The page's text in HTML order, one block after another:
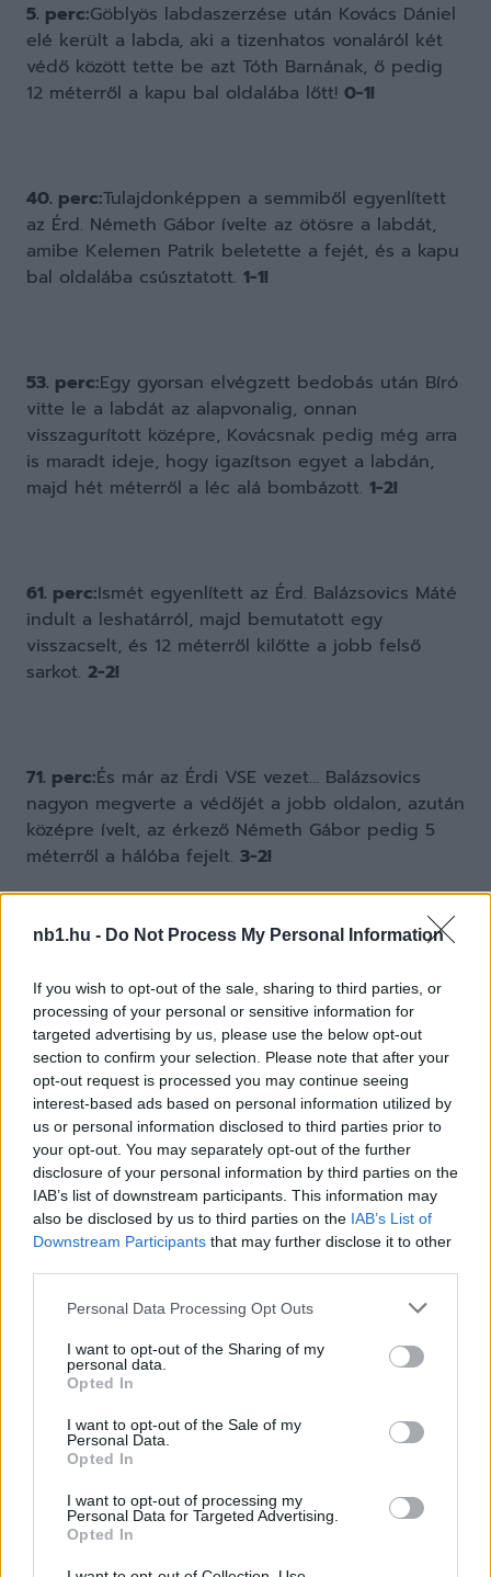
nb1.hu - Do Not Process My Personal Information
If you wish to opt-out of the sale, sharing to third parties, or
processing of your personal or sensitive information for
targeted advertising by us, please use the below opt-out
section to confirm your selection. Please note that after your
opt-out request is processed you may continue seeing
interest-based ads based on personal information utilized by
us or personal information disclosed to third parties prior to
your opt-out. You may separately opt-out of the further
disclosure of your personal information by third parties on the
IAB’s list of downstream participants. This information may
also be disclosed by us to third parties on the IAB’s List of
Downstream Participants that may further disclose it to other
Please note that this website/app uses one or more Google
not limited to your visit or usage behaviour. You may click to
grant or deny consent to Google and its third-party tags to
use your data for below specified purposes in below Google
consent section.
Personal Data Processing Opt Outs
I want to opt-out of the Sharing of my
personal data.
Opted In
I want to opt-out of the Sale of my
Personal Data.
Opted In
I want to opt-out of processing my
Personal Data for Targeted Advertising.
Opted In
5. perc:Göblyös labdaszerzése után Kovács Dániel
elé került a labda, aki a tizenhatos vonaláról két
védő között tette be azt Tóth Barnának, ő pedig
12 méterről a kapu bal oldalába lőtt! 0-1!
40. perc:Tulajdonképpen a semmiből egyenlített
az Érd. Németh Gábor ívelte az ötösre a labdát,
amibe Kelemen Patrik beletette a fejét, és a kapu
bal oldalába csúsztatott. 1-1!
53. perc:Egy gyorsan elvégzett bedobás után Bíró
vitte le a labdát az alapvonalig, onnan
visszagurított középre, Kovácsnak pedig még arra
is maradt ideje, hogy igazítson egyet a labdán,
majd hét méterről a léc alá bombázott. 1-2!
61. perc:Ismét egyenlített az Érd. Balázsovics Máté
indult a leshatárról, majd bemutatott egy
visszacselt, és 12 méterről kilőtte a jobb felső
sarkot. 2-2!
71. perc:És már az Érdi VSE vezet… Balázsovics
nagyon megverte a védőjét a jobb oldalon, azután
középre ívelt, az érkező Németh Gábor pedig 5
méterről a hálóba fejelt. 3-2!
Unmute